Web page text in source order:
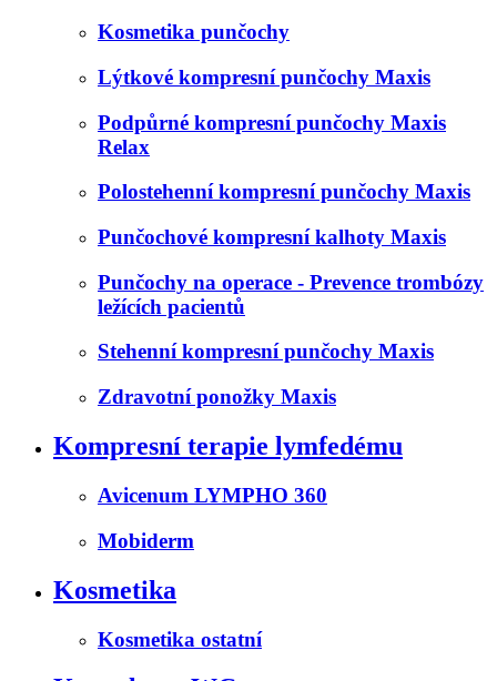
Kosmetika punčochy
Lýtkové kompresní punčochy Maxis
Podpůrné kompresní punčochy Maxis
Relax
Polostehenní kompresní punčochy Maxis
Punčochové kompresní kalhoty Maxis
Punčochy na operace - Prevence trombózy
ležících pacientů
Stehenní kompresní punčochy Maxis
Zdravotní ponožky Maxis
Kompresní terapie lymfedému
Avicenum LYMPHO 360
Mobiderm
Kosmetika
Kosmetika ostatní